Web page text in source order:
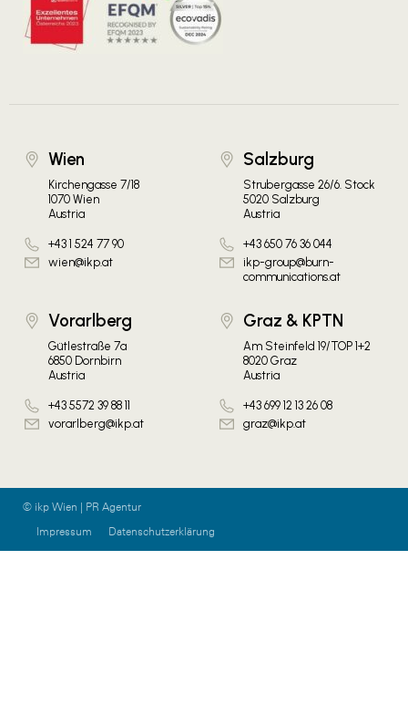
Wien
Kirchengasse 7/18
1070 Wien
Austria
+43 1 524 77 90
wien@ikp.at
Salzburg
Strubergasse 26/6. Stock
5020 Salzburg
Austria
+43 650 76 36 044
ikp-group@burn-
communications.at
Vorarlberg
Gütlestraße 7a
6850 Dornbirn
Austria
+43 5572 39 88 11
vorarlberg@ikp.at
Graz & KPTN
Am Steinfeld 19/TOP 1+2
8020 Graz
Austria
+43 699 12 13 26 08
graz@ikp.at
© ikp Wien | PR Agentur
Impressum
Datenschutzerklärung